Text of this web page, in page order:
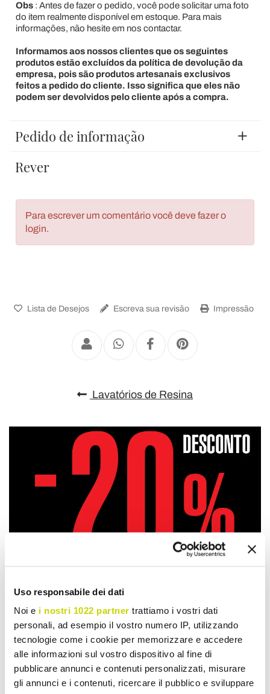
Uso responsabile dei dati
Noi e i nostri 1022 partner trattiamo i vostri dati
personali, ad esempio il vostro numero IP, utilizzando
tecnologie come i cookie per memorizzare e accedere
alle informazioni sul vostro dispositivo al fine di
pubblicare annunci e contenuti personalizzati, misurare
gli annunci e i contenuti, ricercare il pubblico e sviluppare
Obs: Antes de fazer o pedido, você pode solicitar uma foto
do item realmente disponível em estoque. Para mais
informações, não hesite em nos contactar.
Informamos aos nossos clientes que os seguintes
produtos estão excluídos da política de devolução da
empresa, pois são produtos artesanais exclusivos
feitos a pedido do cliente. Isso significa que eles não
podem ser devolvidos pelo cliente após a compra.
Pedido de informação
Rever
Para escrever um comentário você deve fazer o
login.
Lista de Desejos Escreva sua revisão Impressão
Lavatórios de Resina
Oferta por tempo limitado.
Não perca!